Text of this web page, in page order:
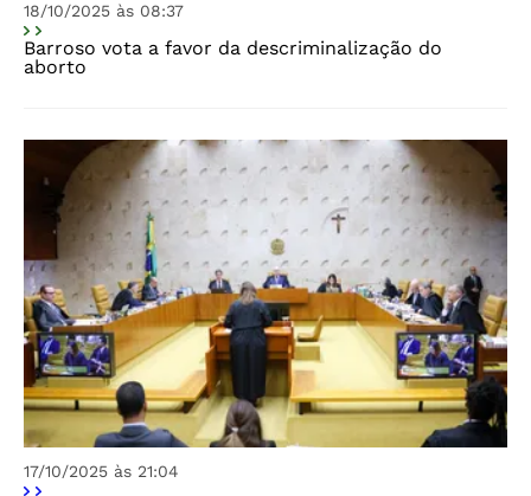
18/10/2025 às 08:37
Barroso vota a favor da descriminalização do
aborto
17/10/2025 às 21:04